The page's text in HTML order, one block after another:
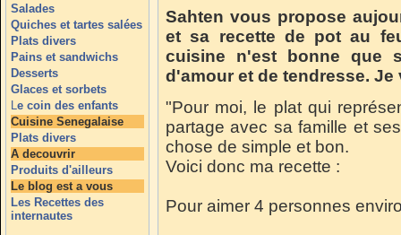
Salades
Quiches et tartes salées
Plats divers
Pains et sandwichs
Desserts
Glaces et sorbets
Le coin des enfants
Cuisine Senegalaise
Plats divers
A decouvrir
Produits d'ailleurs
Le blog est a vous
Les Recettes des
internautes
Sahten vous propose
et sa recette de pot au
cuisine n'est bonne que
d'amour et de tendresse.
"Pour moi, le plat qui
partage avec sa famille et
chose de simple et bon.
Voici donc ma recette :
Pour aimer 4 personnes